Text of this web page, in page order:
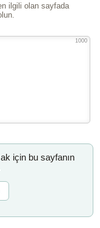
ilgili olan sayfada
1000
için bu sayfanın